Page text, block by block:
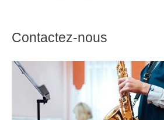
Contactez-nous